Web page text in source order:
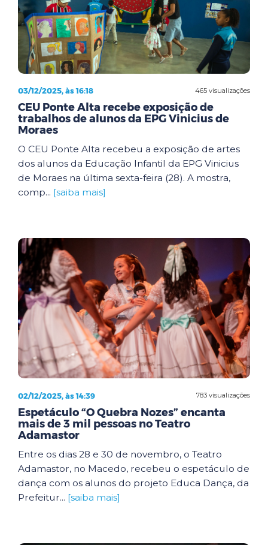
465 visualizações
03/12/2025, às 16:18
CEU Ponte Alta recebe exposição de
trabalhos de alunos da EPG Vinicius de
Moraes
O CEU Ponte Alta recebeu a exposição de artes
dos alunos da Educação Infantil da EPG Vinicius
de Moraes na última sexta-feira (28). A mostra,
comp... [saiba mais]
783 visualizações
02/12/2025, às 14:39
Espetáculo “O Quebra Nozes” encanta
mais de 3 mil pessoas no Teatro
Adamastor
Entre os dias 28 e 30 de novembro, o Teatro
Adamastor, no Macedo, recebeu o espetáculo de
dança com os alunos do projeto Educa Dança, da
Prefeitur... [saiba mais]